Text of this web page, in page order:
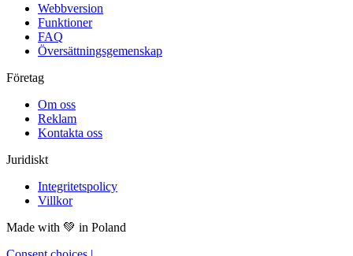
Webbversion
Funktioner
FAQ
Översättningsgemenskap
Företag
Om oss
Reklam
Kontakta oss
Juridiskt
Integritetspolicy
Villkor
Made with 💚 in Poland